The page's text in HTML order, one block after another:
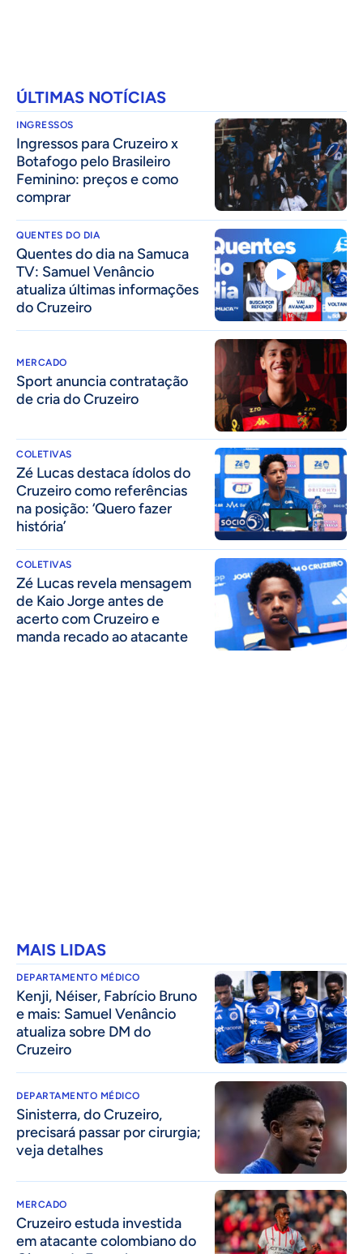
ÚLTIMAS NOTÍCIAS
INGRESSOS
Ingressos para Cruzeiro x
Botafogo pelo Brasileiro
Feminino: preços e como
comprar
QUENTES DO DIA
Quentes do dia na Samuca
TV: Samuel Venâncio
atualiza últimas informações
do Cruzeiro
MERCADO
Sport anuncia contratação
de cria do Cruzeiro
COLETIVAS
Zé Lucas destaca ídolos do
Cruzeiro como referências
na posição: ‘Quero fazer
história’
COLETIVAS
Zé Lucas revela mensagem
de Kaio Jorge antes de
acerto com Cruzeiro e
manda recado ao atacante
MAIS LIDAS
DEPARTAMENTO MÉDICO
Kenji, Néiser, Fabrício Bruno
e mais: Samuel Venâncio
atualiza sobre DM do
Cruzeiro
DEPARTAMENTO MÉDICO
Sinisterra, do Cruzeiro,
precisará passar por cirurgia;
veja detalhes
MERCADO
Cruzeiro estuda investida
em atacante colombiano do